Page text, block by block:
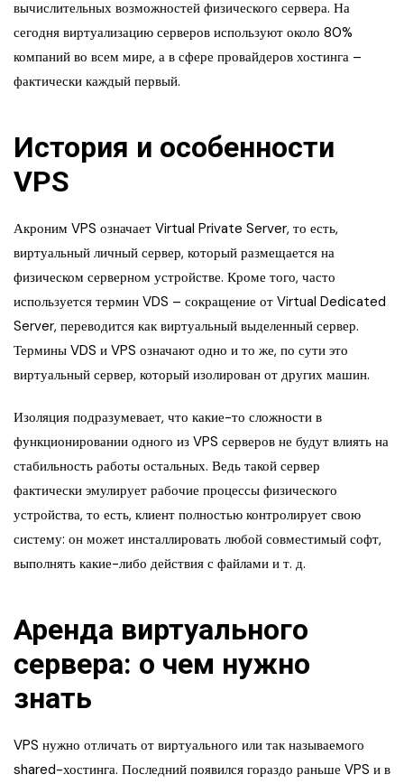
вычислительных возможностей физического сервера. На
сегодня виртуализацию серверов используют около 80%
компаний во всем мире, а в сфере провайдеров хостинга –
фактически каждый первый.
История и особенности
VPS
Акроним VPS означает Virtual Private Server, то есть,
виртуальный личный сервер, который размещается на
физическом серверном устройстве. Кроме того, часто
используется термин VDS – сокращение от Virtual Dedicated
Server, переводится как виртуальный выделенный сервер.
Термины VDS и VPS означают одно и то же, по сути это
виртуальный сервер, который изолирован от других машин.
Изоляция подразумевает, что какие-то сложности в
функционировании одного из VPS серверов не будут влиять на
стабильность работы остальных. Ведь такой сервер
фактически эмулирует рабочие процессы физического
устройства, то есть, клиент полностью контролирует свою
систему: он может инсталлировать любой совместимый софт,
выполнять какие-либо действия с файлами и т. д.
Аренда виртуального
сервера: о чем нужно
знать
VPS нужно отличать от виртуального или так называемого
shared-хостинга. Последний появился гораздо раньше VPS и в